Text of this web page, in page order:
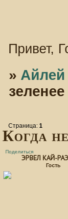
Привет,
» Айлей
зеленее
Когда
Страница:1
Поделиться
ЭРВЕЛ КАЙ-
Гость